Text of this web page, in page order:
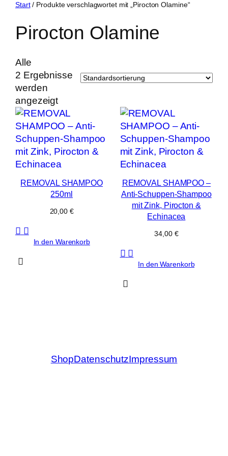
Zum
springen
Start/ Produkte verschlagwortet mit „Pirocton Olamine“
Pirocton Olamine
Alle
2 Ergebnisse
werden
angezeigt
REMOVAL SHAMPOO
250ml
20,00 €
In den Warenkorb
REMOVAL SHAMPOO –
Anti-Schuppen-Shampoo
mit Zink, Pirocton &
Echinacea
34,00 €
In den Warenkorb
ShopDatenschutzImpressum